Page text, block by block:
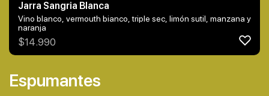
Jarra Sangria Blanca
Vino blanco, vermouth bianco, triple sec, limón sutil, manzana y
naranja
$14.990
Espumantes